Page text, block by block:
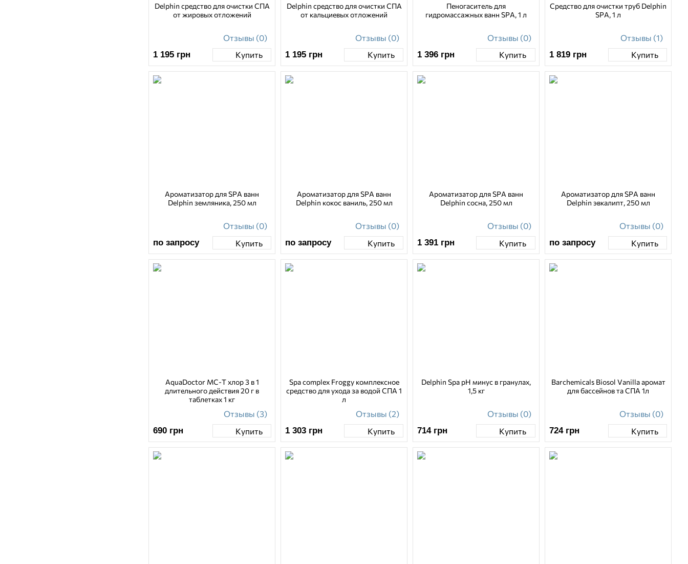
Delphin средство для очистки СПА
от жировых отложений
Отзывы (0)
1 195 грн Купить
Delphin средство для очистки СПА
от кальциевых отложений
Отзывы (0)
1 195 грн Купить
Пеногаситель для
гидромассажных ванн SPA, 1 л
Отзывы (0)
1 396 грн Купить
Средство для очистки труб Delphin
SPA, 1 л
Отзывы (1)
1 819 грн Купить
Ароматизатор для SPA ванн
Delphin земляника, 250 мл
Отзывы (0)
по запросу
Купить
Ароматизатор для SPA ванн
Delphin кокос ваниль, 250 мл
Отзывы (0)
по запросу
Купить
Ароматизатор для SPA ванн
Delphin сосна, 250 мл
Отзывы (0)
1 391 грн Купить
Ароматизатор для SPA ванн
Delphin эвкалипт, 250 мл
Отзывы (0)
по запросу
Купить
AquaDoctor MC-T хлор 3 в 1
длительного действия 20 г в
таблетках 1 кг
Отзывы (3)
690 грн Купить
Spa complex Froggy комплексное
средство для ухода за водой СПА 1
л
Отзывы (2)
1 303 грн Купить
Delphin Spa рН минус в гранулах,
1,5 кг
Отзывы (0)
714 грн Купить
Barchemicals Biosol Vanilla аромат
для бассейнов та СПА 1л
Отзывы (0)
724 грн Купить